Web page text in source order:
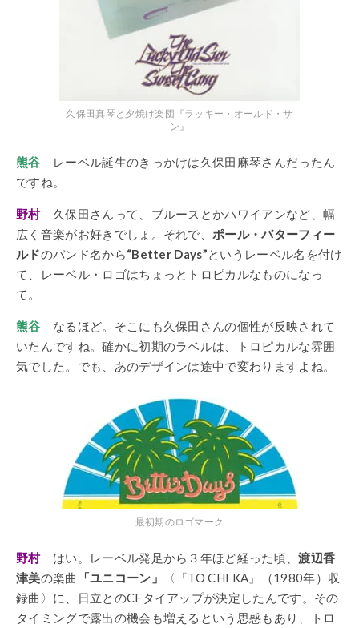
久保田真琴と夕焼け楽団『ラッキー・オールド・サ
ン』
熊谷
レーベル誕生のきっかけは久保田麻琴さんだったん
ですね。
野村
久保田さんって、ブルースとかハワイアンなど、幅
広く音楽がお好きでしょ。それで、 ポール・バターフィー
ルドのバンド名から“Better Days” というレーベル名を付け
て、レーベル・ロゴはちょっとトロピカルなものになっ
て。
熊谷 なるほど。そこにも久保田さんの個性が反映されて
いたんですね。確かに初期のラベルは、トロピカルな雰囲
気でした。でも、あのデザインは途中で変わりますよね。
最初期のロゴマーク
野村はい。レーベル発足から３年ほど経った頃、渡辺香
津美の楽曲 「ユニコーン」
〈『TO CHI KA』（1980年）収
録曲〉に、日立とのCFタイアップが決定したんです。その
タイミングで露出の機会も増えるという思惑もあり、トロ